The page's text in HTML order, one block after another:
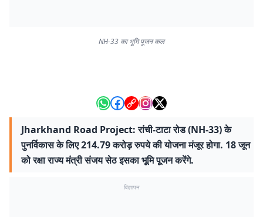
NH-33 का भूमि पूजन कल
Jharkhand Road Project: रांची-टाटा रोड (NH-33) के
पुनर्विकास के लिए 214.79 करोड़ रुपये की योजना मंजूर होगा. 18 जून
को रक्षा राज्य मंत्री संजय सेठ इसका भूमि पूजन करेंगे.
विज्ञापन